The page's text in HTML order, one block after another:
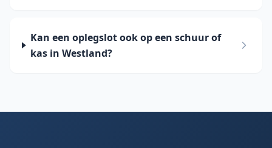
Kan een oplegslot ook op een schuur of
kas in Westland?